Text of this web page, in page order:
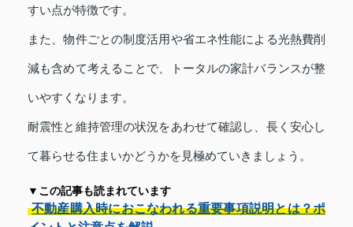
すい点が特徴です。
また、物件ごとの制度活用や省エネ性能による光熱費削
減も含めて考えることで、トータルの家計バランスが整
いやすくなります。
耐震性と維持管理の状況をあわせて確認し、長く安心し
て暮らせる住まいかどうかを見極めていきましょう。
▼この記事も読まれています
不動産購入時におこなわれる重要事項説明とは？ポ